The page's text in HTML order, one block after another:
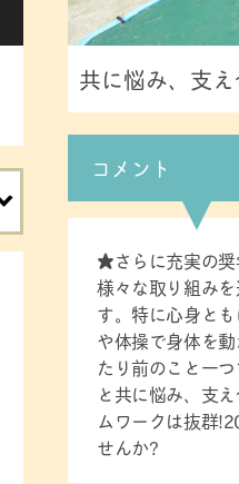
共に悩み、支
コメント
★さらに充実の
様々な取り組み
す。特に心身と
や体操で身体を
たり前のこと一
と共に悩み、支
ムワークは抜群
せんか?